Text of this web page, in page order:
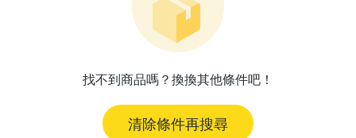
找不到商品嗎？換換其他條件吧！
清除條件再搜尋